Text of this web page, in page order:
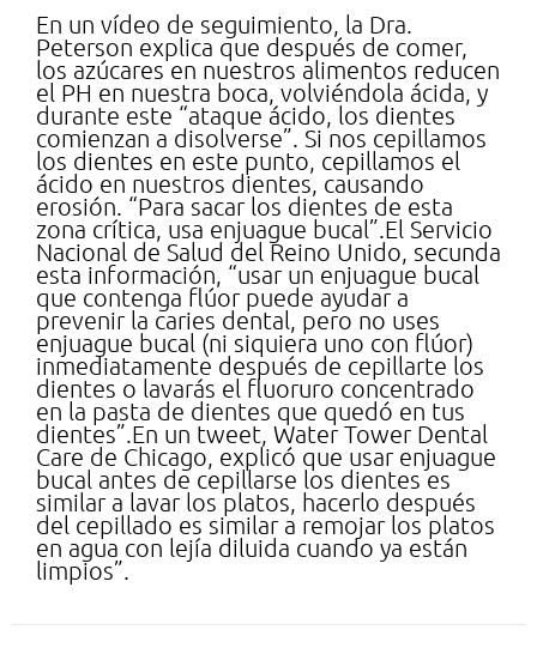
En un vídeo de seguimiento, la Dra.
Peterson explica que después de comer,
los azúcares en nuestros alimentos reducen
el PH en nuestra boca, volviéndola ácida, y
durante este “ataque ácido, los dientes
comienzan a disolverse”. Si nos cepillamos
los dientes en este punto, cepillamos el
ácido en nuestros dientes, causando
erosión. “Para sacar los dientes de esta
zona crítica, usa enjuague bucal”.El Servicio
Nacional de Salud del Reino Unido, secunda
esta información, “usar un enjuague bucal
que contenga flúor puede ayudar a
prevenir la caries dental, pero no uses
enjuague bucal (ni siquiera uno con flúor)
inmediatamente después de cepillarte los
dientes o lavarás el fluoruro concentrado
en la pasta de dientes que quedó en tus
dientes”.En un tweet, Water Tower Dental
Care de Chicago, explicó que usar enjuague
bucal antes de cepillarse los dientes es
similar a lavar los platos, hacerlo después
del cepillado es similar a remojar los platos
en agua con lejía diluida cuando ya están
limpios”.